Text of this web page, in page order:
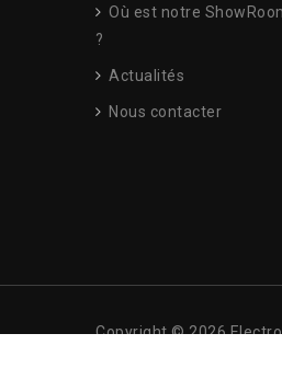
Où est notre
?
Actualités
Nous contacter
Copyright © 2026